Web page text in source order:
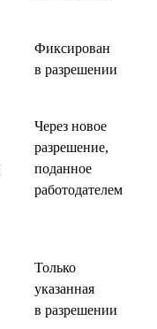
Фиксирован
в разрешении
Через новое
разрешение,
поданное
работодателем
Только
указанная
в разрешении